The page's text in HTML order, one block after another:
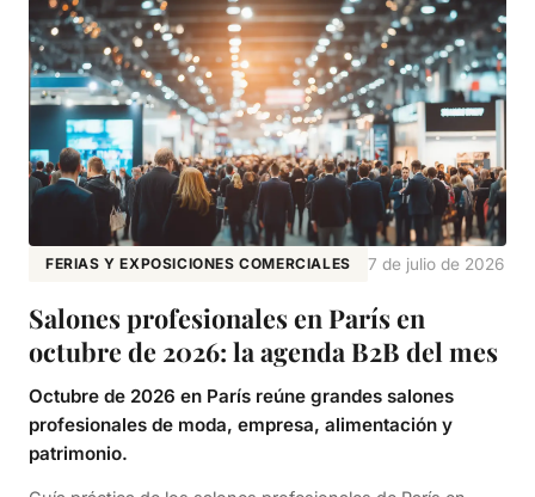
FERIAS Y EXPOSICIONES COMERCIALES 7 de julio de 2026
Salones profesionales en París en
octubre de 2026: la agenda B2B del mes
Octubre de 2026 en París reúne grandes salones
profesionales de moda, empresa, alimentación y
patrimonio.